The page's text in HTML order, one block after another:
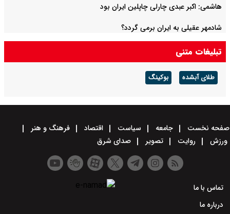
هاشمی: اکبر عبدی چارلی چاپلین ایران بود
شادمهر عقیلی به ایران برمی گردد؟
تبلیغات متنی
طلای آبشده بوکینگ
صفحه نخست جامعه سیاست اقتصاد
فرهنگ و هنر
ورزش
روایت تصویر صدای شرق
تماس با ما
درباره ما